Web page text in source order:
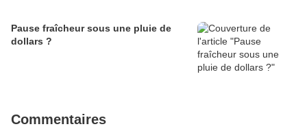
Pause fraîcheur sous une pluie de
dollars ?
Commentaires